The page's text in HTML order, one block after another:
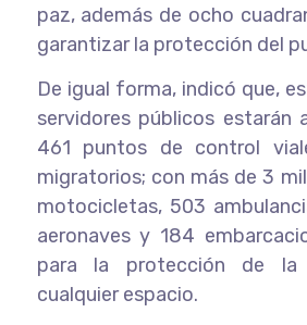
paz, además de ocho
garantizar la protección del
De igual forma, indicó que,
servidores públicos estarán
461 puntos de control
migratorios; con más de 3
motocicletas, 503
aeronaves y 184
para la protección de la
cualquier espacio.